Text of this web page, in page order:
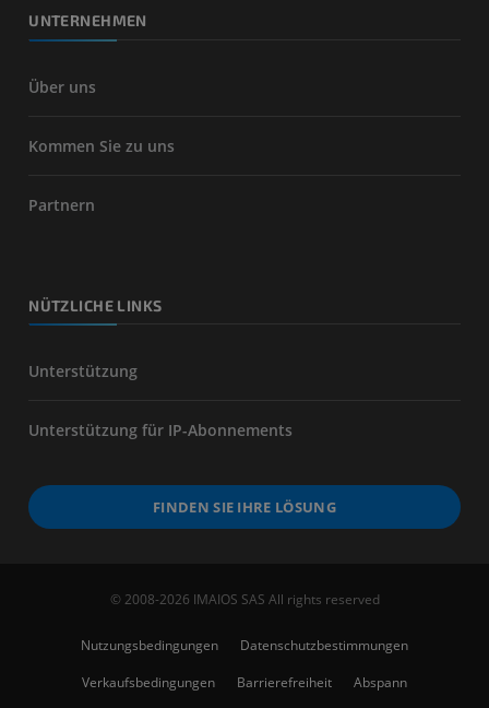
UNTERNEHMEN
Über uns
Kommen Sie zu uns
Partnern
NÜTZLICHE LINKS
Unterstützung
Unterstützung für IP-Abonnements
FINDEN SIE IHRE LÖSUNG
© 2008-2026 IMAIOS SAS All rights reserved
Nutzungsbedingungen
Datenschutzbestimmungen
Verkaufsbedingungen
Barrierefreiheit Abspann